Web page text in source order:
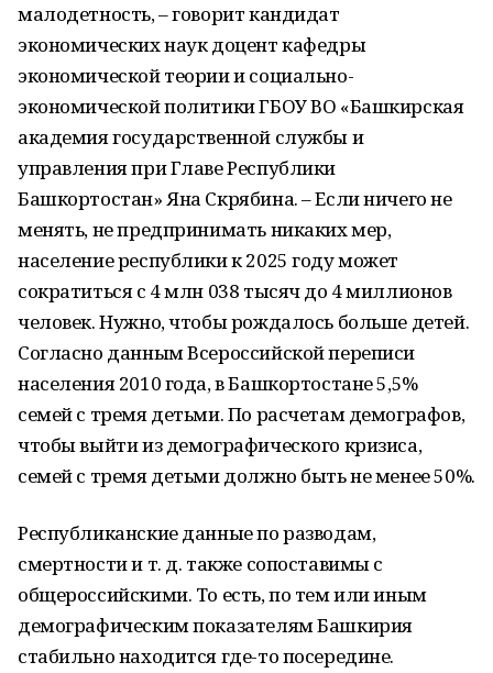
малодетность, – говорит кандидат
экономических наук доцент кафедры
экономической теории и социально-
экономической политики ГБОУ ВО «Башкирская
академия государственной службы и
управления при Главе Республики
Башкортостан» Яна Скрябина. – Если ничего не
менять, не предпринимать никаких мер,
население республики к 2025 году может
сократиться с 4 млн 038 тысяч до 4 миллионов
человек. Нужно, чтобы рождалось больше детей.
Согласно данным Всероссийской переписи
населения 2010 года, в Башкортостане 5,5%
семей с тремя детьми. По расчетам демографов,
чтобы выйти из демографического кризиса,
семей с тремя детьми должно быть не менее 50%.
Республиканские данные по разводам,
смертности и т. д. также сопоставимы с
общероссийскими. То есть, по тем или иным
демографическим показателям Башкирия
стабильно находится где-то посередине.